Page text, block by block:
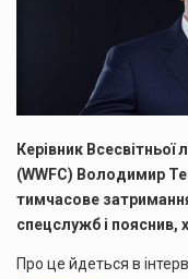
Керівник
(WWFC) Володимир
тимчасове
спецслужб і пояснив,
Про це йдеться в